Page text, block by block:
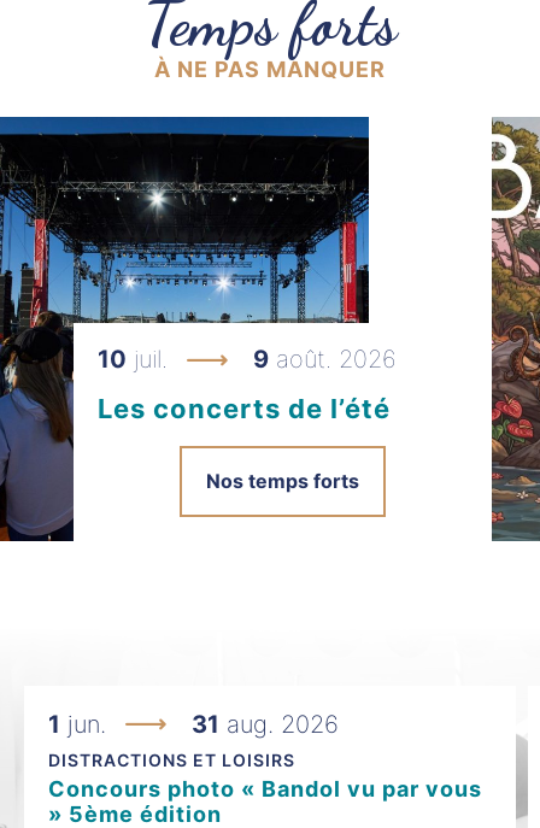
Temps forts
À NE PAS MANQUER
10 juil. 9 août. 2026
Les concerts de l’été
Nos temps forts
1 jun. 31 aug. 2026
DISTRACTIONS ET LOISIRS
Concours photo « Bandol vu par vous
» 5ème édition